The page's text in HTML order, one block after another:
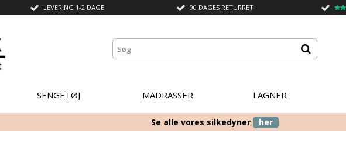
LEVERING 1-2 DAGE 90 DAGES RETURRET
SENGETØJ MADRASSER LAGNER
Se alle vores silkedyner her